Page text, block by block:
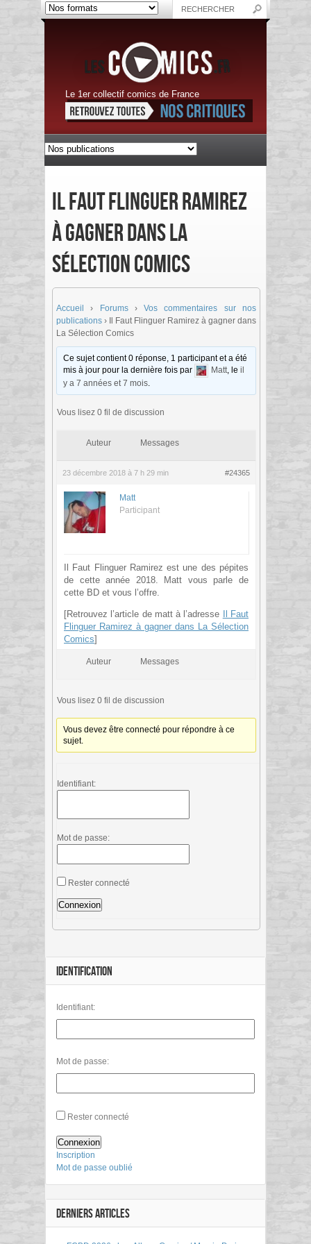
Le 1er collectif comics de France
Il Faut Flinguer Ramirez
à gagner dans La
Sélection Comics
Accueil › Forums ›
Vos commentaires sur nos
publications ›
Il Faut Flinguer Ramirez à gagner dans
La Sélection Comics
Ce sujet contient 0 réponse, 1 participant et a été
mis à jour pour la dernière fois par
Matt, leil
y a 7 années et 7 mois.
Vous lisez 0 fil de discussion
Auteur Messages
23 décembre 2018 à 7 h 29 min #24365
Matt
Participant
Il Faut Flinguer Ramirez est une des pépites
de cette année 2018. Matt vous parle de
cette BD et vous l’offre.
[Retrouvez l’article de matt à l’adresse
Il Faut
Flinguer Ramirez à gagner dans La Sélection
Comics]
Auteur Messages
Vous lisez 0 fil de discussion
Vous devez être connecté pour répondre à ce
sujet.
Identifiant:
Mot de passe:
Rester connecté
Connexion
IDENTIFICATION
Identifiant:
Mot de passe:
Rester connecté
Connexion
Inscription
Mot de passe oublié
DERNIERS ARTICLES